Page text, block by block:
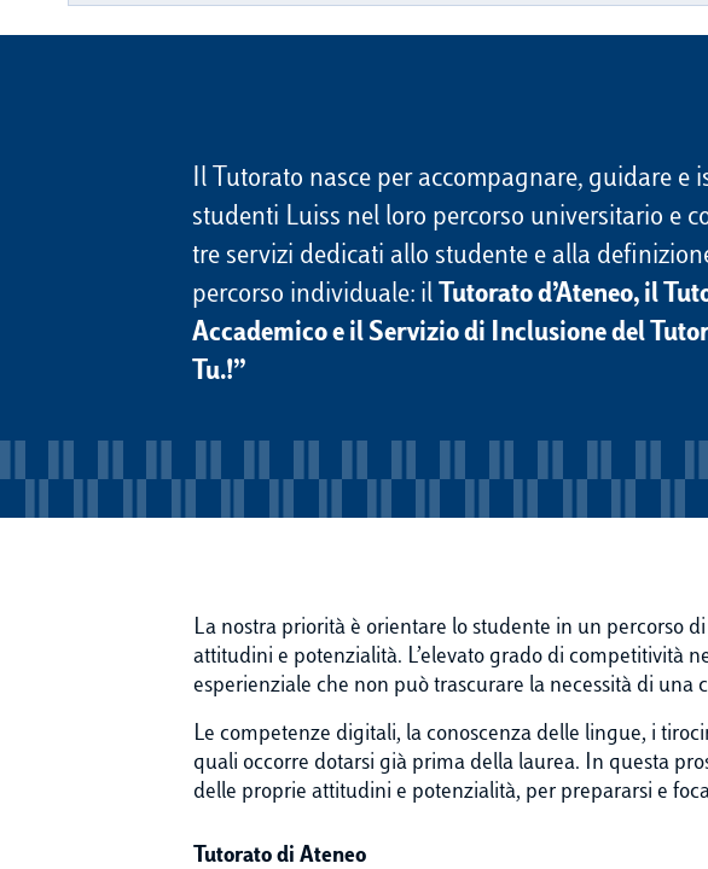
Il Tutorato nasce per accompagnare, guidare e
studenti Luiss nel loro percorso universitario e
tre servizi dedicati allo studente e alla
percorso individuale: il Tutorato d’Ateneo, il
Accademico e il Servizio di Inclusione del
Tu.!”
La nostra priorità è orientare lo studente in un percorso
attitudini e potenzialità. L’elevato grado di competitività
esperienziale che non può trascurare la necessità di
Le competenze digitali, la conoscenza delle lingue, i
quali occorre dotarsi già prima della laurea. In questa
delle proprie attitudini e potenzialità, per prepararsi e
Tutorato di Ateneo